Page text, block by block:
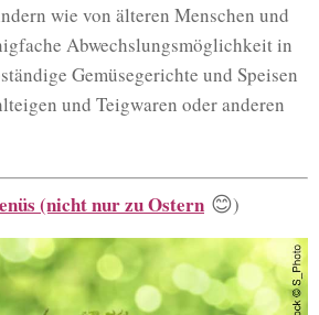
wie von älteren Menschen und
Abwechslungsmöglichkeit in
Gemüsegerichte und Speisen
und Teigwaren oder anderen
(nicht nur zu Ostern 😊)